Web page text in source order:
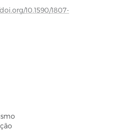
10.1590/1807-